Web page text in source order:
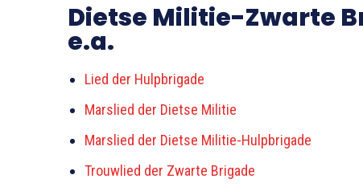
Dietse Militie-Zwarte
e.a.
Lied der Hulpbrigade
Marslied der Dietse Militie
Marslied der Dietse Militie-Hulpbrigade
Trouwlied der Zwarte Brigade